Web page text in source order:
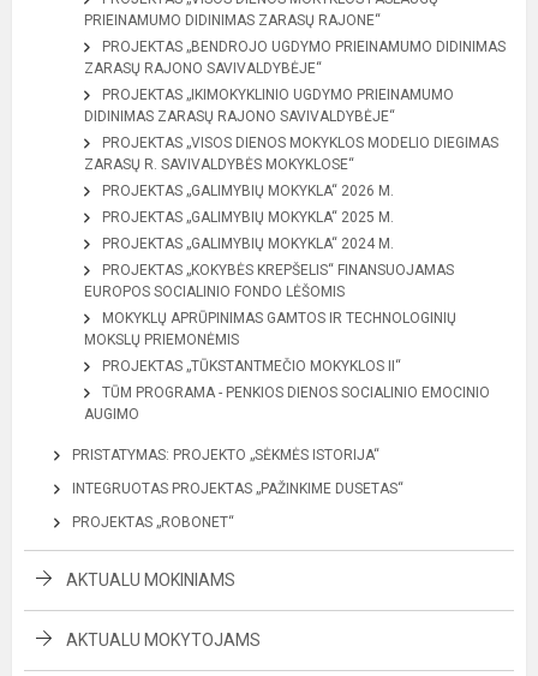
PRIEINAMUMO DIDINIMAS ZARASŲ RAJONE“
PROJEKTAS „BENDROJO UGDYMO PRIEINAMUMO DIDINIMAS
ZARASŲ RAJONO SAVIVALDYBĖJE“
PROJEKTAS „IKIMOKYKLINIO UGDYMO PRIEINAMUMO
DIDINIMAS ZARASŲ RAJONO SAVIVALDYBĖJE“
PROJEKTAS „VISOS DIENOS MOKYKLOS MODELIO DIEGIMAS
ZARASŲ R. SAVIVALDYBĖS MOKYKLOSE“
PROJEKTAS „GALIMYBIŲ MOKYKLA“ 2026 M.
PROJEKTAS „GALIMYBIŲ MOKYKLA“ 2025 M.
PROJEKTAS „GALIMYBIŲ MOKYKLA“ 2024 M.
PROJEKTAS „KOKYBĖS KREPŠELIS“ FINANSUOJAMAS
EUROPOS SOCIALINIO FONDO LĖŠOMIS
MOKYKLŲ APRŪPINIMAS GAMTOS IR TECHNOLOGINIŲ
MOKSLŲ PRIEMONĖMIS
PROJEKTAS „TŪKSTANTMEČIO MOKYKLOS II“
TŪM PROGRAMA - PENKIOS DIENOS SOCIALINIO EMOCINIO
AUGIMO
PRISTATYMAS: PROJEKTO „SĖKMĖS ISTORIJA“
INTEGRUOTAS PROJEKTAS „PAŽINKIME DUSETAS“
PROJEKTAS „ROBONET“
AKTUALU MOKINIAMS
AKTUALU MOKYTOJAMS